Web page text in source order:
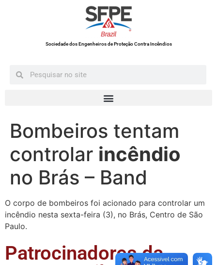
Sociedade dos Engenheiros de Proteção Contra Incêndios
Bombeiros tentam
controlar incêndio
no Brás – Band
O corpo de bombeiros foi acionado para controlar um
incêndio nesta sexta-feira (3), no Brás, Centro de São
Paulo.
Patrocinadores da